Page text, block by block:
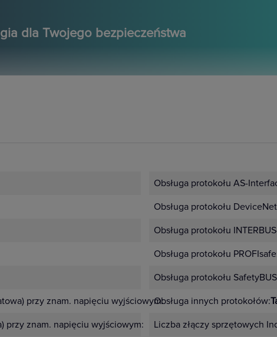
dla Twojego bezpieczeństwa
łączeniowych
Zdalne
przy znam. napięciu wyjściowym:
15 kW
przy znam. napięciu wyjściowym:11 kW
Obsługa protokołu AS-
Obsługa protokołu
Obsługa protokołu
Obsługa protokołu
Obsługa protokołu
Obsługa innych protokołów:
Liczba złączy sprzętowych